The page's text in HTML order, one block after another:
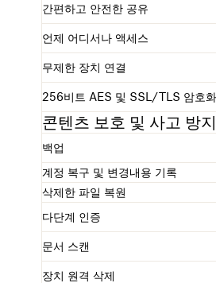
제
비
교
간편하고 안전한 공유
언제 어디서나 액세스
무제한 장치 연결
256비트 AES 및 SSL/TLS 암호화
콘텐츠 보호 및 사고 방지
백업
계정 복구 및 변경내용 기록
삭제한 파일 복원
다단계 인증
문서 스캔
장치 원격 삭제